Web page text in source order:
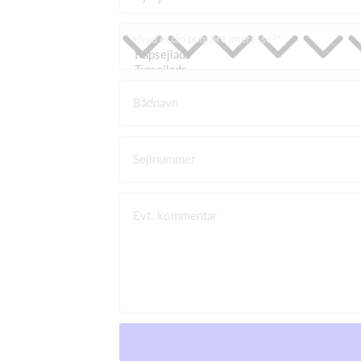
Hvad er din primære interesse?
Bådnavn
Sejlnummer
Evt. kommentar